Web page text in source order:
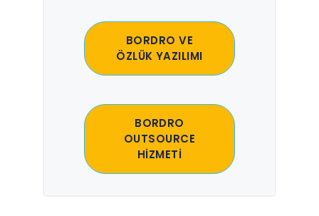
BORDRO VE
ÖZLÜK YAZILIMI
BORDRO
OUTSOURCE
HİZMETİ